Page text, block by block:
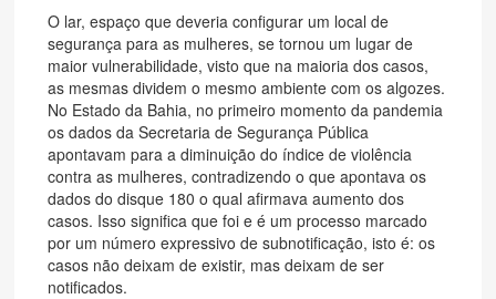
O lar, espaço que deveria configurar um local de
segurança para as mulheres, se tornou um lugar de
maior vulnerabilidade, visto que na maioria dos casos,
as mesmas dividem o mesmo ambiente com os algozes.
No Estado da Bahia, no primeiro momento da pandemia
os dados da Secretaria de Segurança Pública
apontavam para a diminuição do índice de violência
contra as mulheres, contradizendo o que apontava os
dados do disque 180 o qual afirmava aumento dos
casos. Isso significa que foi e é um processo marcado
por um número expressivo de subnotificação, isto é: os
casos não deixam de existir, mas deixam de ser
notificados.